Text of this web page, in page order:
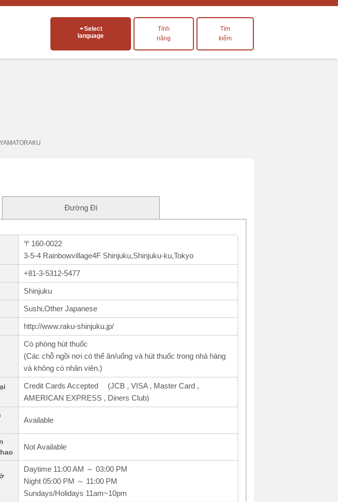
Select
language
Tính
năng
Tìm
kiếm
YAMATORAKU
Đường Đi
〒160-0022
3-5-4 Rainbowvillage4F Shinjuku,Shinjuku-ku,Tokyo
+81-3-5312-5477
Shinjuku
Sushi,Other Japanese
http://www.raku-shinjuku.jp/
Có phòng hút thuốc
(Các chỗ ngồi nơi có thể ăn/uống và hút thuốc trong nhà hàng
và không có nhân viên.)
Credit Cards Accepted (JCB , VISA , Master Card ,
AMERICAN EXPRESS , Diners Club)
Available
Not Available
Daytime 11:00 AM ～ 03:00 PM
Night 05:00 PM ～ 11:00 PM
Sundays/Holidays 11am~10pm